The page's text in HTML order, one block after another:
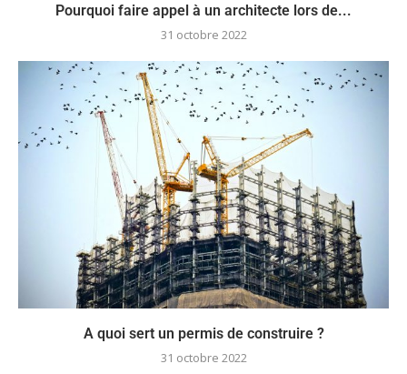
Pourquoi faire appel à un architecte lors de...
31 octobre 2022
A quoi sert un permis de construire ?
31 octobre 2022